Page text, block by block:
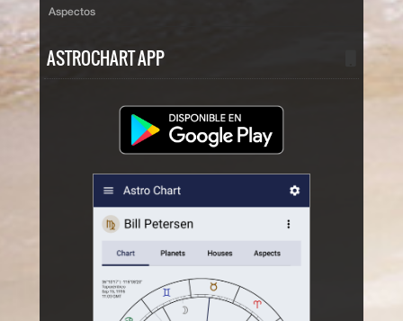
Aspectos
ASTROCHART APP